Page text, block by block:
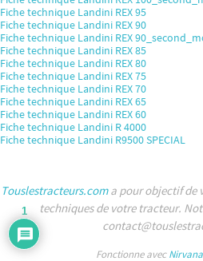
Fiche technique Landini REX 95
Fiche technique Landini REX 90
Fiche technique Landini REX
Fiche technique Landini REX 85
Fiche technique Landini REX 80
Fiche technique Landini REX 75
Fiche technique Landini REX 70
Fiche technique Landini REX 65
Fiche technique Landini REX 60
Fiche technique Landini R 4000
Fiche technique Landini R9500 SPECIAL
Touslestracteurs.coma pour objectif de
techniques de votre tracteur.
Fonctionne avecNirvana
1